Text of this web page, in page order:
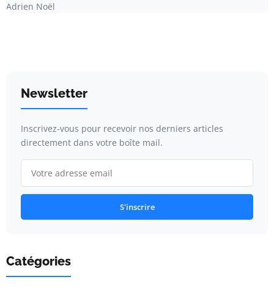
Adrien Noël
Newsletter
Inscrivez-vous pour recevoir nos derniers articles
directement dans votre boîte mail.
S'inscrire
Catégories